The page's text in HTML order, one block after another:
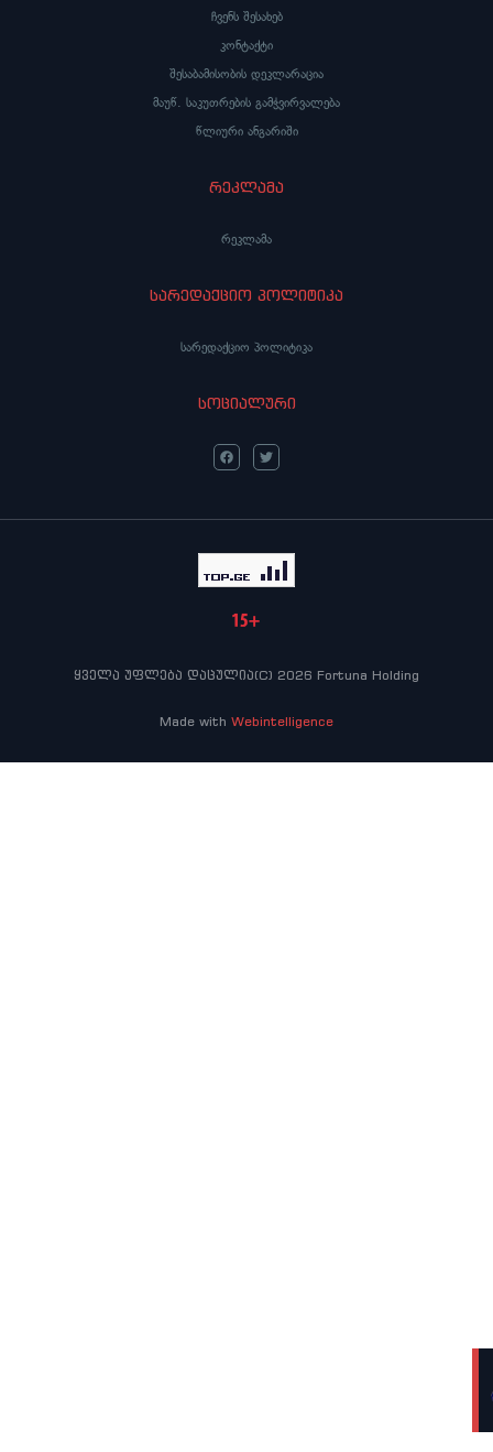
ჩვენს შესახებ
კონტაქტი
შესაბამისობის დეკლარაცია
მაუწ. საკუთრების გამჭვირვალება
წლიური ანგარიში
რეკლამა
რეკლამა
სარედაქციო პოლიტიკა
სარედაქციო პოლიტიკა
სოციალური
ყველა უფლება დაცულია(C) 2026 Fortuna Holding
Made with Webintelligence